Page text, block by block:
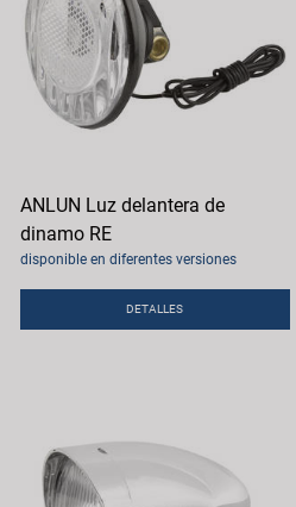
ANLUN Luz delantera de
dinamo RE
disponible en diferentes versiones
DETALLES